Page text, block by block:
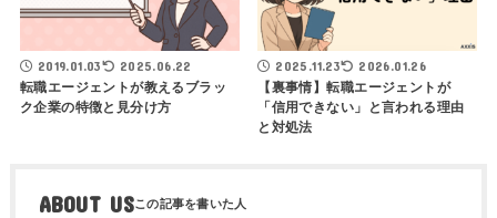
2019.01.03 2025.06.22
転職エージェントが教えるブラッ
ク企業の特徴と見分け方
2025.11.23 2026.01.26
【裏事情】転職エージェントが
「信用できない」と言われる理由
と対処法
ABOUT US